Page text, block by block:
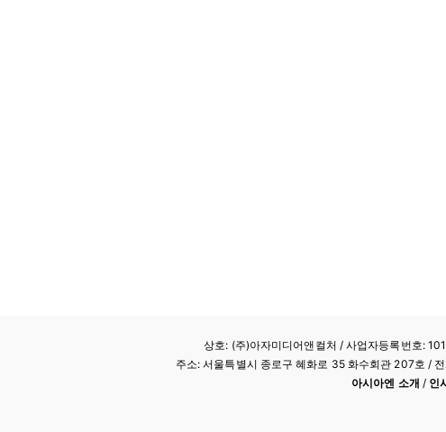
상호: (주)아자미디어앤컬처 /사업자등록번호:
주소: 서울특별시 종로구 혜화로 35 화수회관 207호 /
아시아엔 소개 / 인